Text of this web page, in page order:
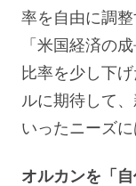
率を自由に調整
「米国経済の
比率を少し下
ルに期待して
いったニーズ
オルカンを「